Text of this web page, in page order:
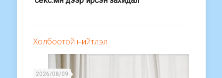
Холбоотой нийтлэл
2026/08/09